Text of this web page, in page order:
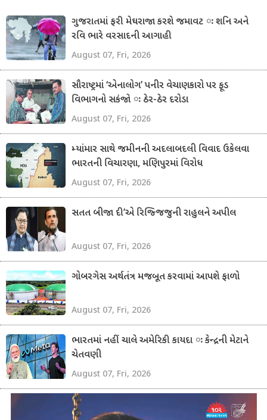
ગુજરાતમાં ફરી મેઘરાજા કરશે જમાવટ ઃ શનિ અને
રવિ ભારે વરસાદની આગાહી
August 07, Fri, 2026
સૌરાષ્ટ્રમાં ‘એનાલોગ’ પનીર વેચાણકારો પર ફૂડ
વિભાગનો સકંજો ઃ ઠેર-ઠેર દરોડા
August 07, Fri, 2026
મ્યાંમાર સાથે જમીનની અદલાબદલી વિવાદ ઉકેલવા
ભારતની વિચારણા, મણિપુરમાં વિરોધ
August 07, Fri, 2026
સતત બીજા દી’એ રિજ્જિજુની રાહુલને અપીલ
August 07, Fri, 2026
ગોબરગેસ અર્થતંત્ર મજબૂત કરવામાં આપશે ફાળો
August 07, Fri, 2026
ભારતમાં નહીં ચાલે અમેરિકી કાયદા ઃ કેન્દ્રની મેટાને
ચેતવણી
August 07, Fri, 2026